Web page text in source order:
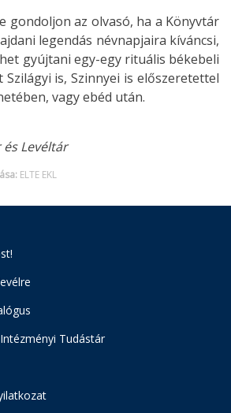
gondoljon az olvasó, ha a Könyvtár
legendás névnapjaira kíváncsi,
gyújtani egy-egy rituális békebeli
is, Szinnyei is előszeretettel
vagy ebéd után.
Levéltár
ELTE EKL
Tudástár